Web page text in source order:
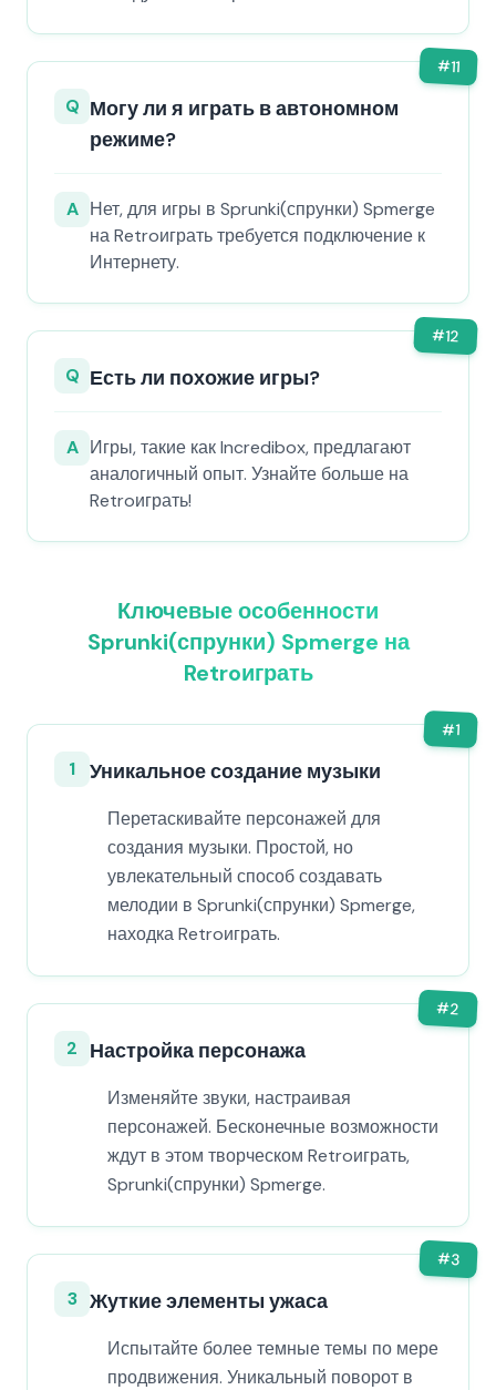
#11
Q Могу ли я играть в автономном
режиме?
A Нет, для игры в Sprunki(спрунки) Spmerge
на Retroиграть требуется подключение к
Интернету.
#12
Q Есть ли похожие игры?
A Игры, такие как Incredibox, предлагают
аналогичный опыт. Узнайте больше на
Retroиграть!
Ключевые особенности
Sprunki(спрунки) Spmerge на
Retroиграть
#1
1 Уникальное создание музыки
Перетаскивайте персонажей для
создания музыки. Простой, но
увлекательный способ создавать
мелодии в Sprunki(спрунки) Spmerge,
находка Retroиграть.
#2
2 Настройка персонажа
Изменяйте звуки, настраивая
персонажей. Бесконечные возможности
ждут в этом творческом Retroиграть,
Sprunki(спрунки) Spmerge.
#3
3 Жуткие элементы ужаса
Испытайте более темные темы по мере
продвижения. Уникальный поворот в